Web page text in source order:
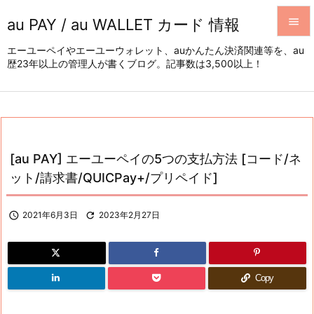
au PAY / au WALLET カード 情報
エーユーペイやエーユーウォレット、auかんたん決済関連等を、au
歴23年以上の管理人が書くブログ。記事数は3,500以上！





[au PAY] エーユーペイの5つの支払方法 [コード/ネ
ット/請求書/QUICPay+/プリペイド]
 2021年6月3日  2023年2月27日
Copy